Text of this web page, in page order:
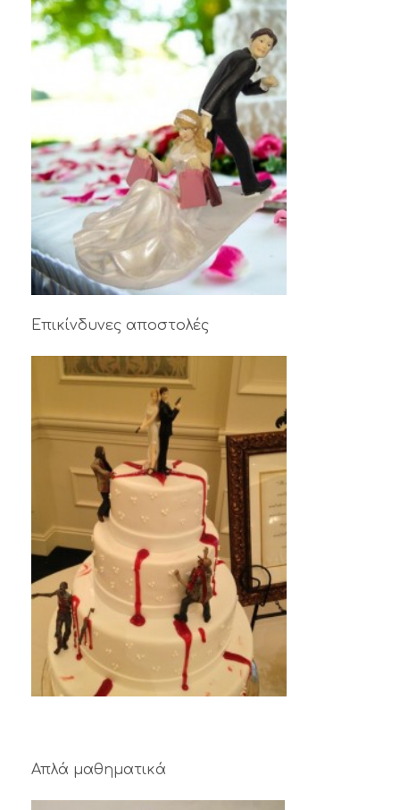
Επικίνδυνες αποστολές
Απλά μαθηματικά